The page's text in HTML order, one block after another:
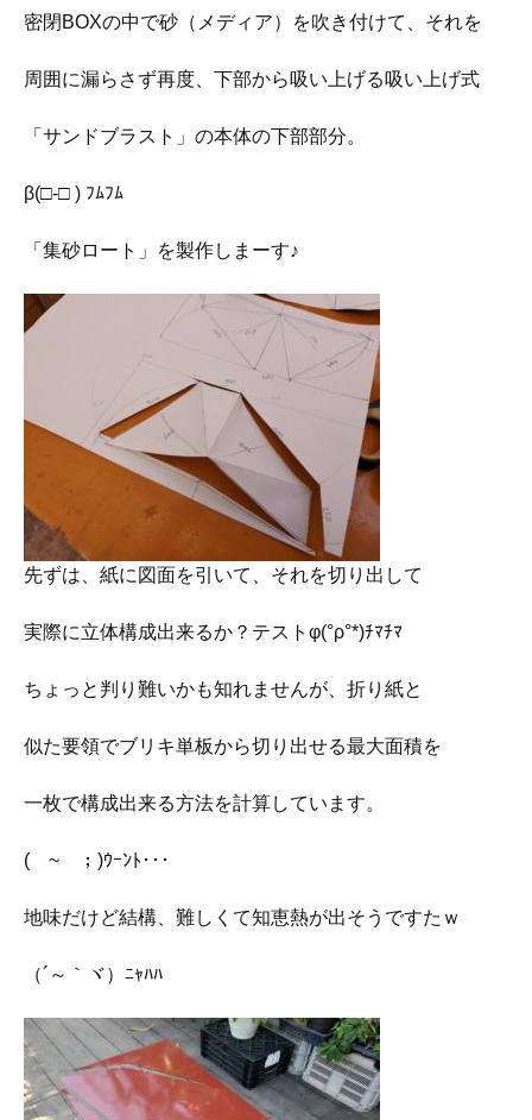
密閉BOXの中で砂（メディア）を吹き付けて、それを
周囲に漏らさず再度、下部から吸い上げる吸い上げ式
「サンドブラスト」の本体の下部部分。
β(□-□ ) ﾌﾑﾌﾑ
「集砂ロート」を製作しまーす♪
先ずは、紙に図面を引いて、それを切り出して
実際に立体構成出来るか？テストφ(°ρ°*)ﾁﾏﾁﾏ
ちょっと判り難いかも知れませんが、折り紙と
似た要領でブリキ単板から切り出せる最大面積を
一枚で構成出来る方法を計算しています。
(￣~￣；)ｳｰﾝﾄ･･･
地味だけど結構、難しくて知恵熱が出そうですたｗ
（´～｀ヾ）ﾆｬﾊﾊ